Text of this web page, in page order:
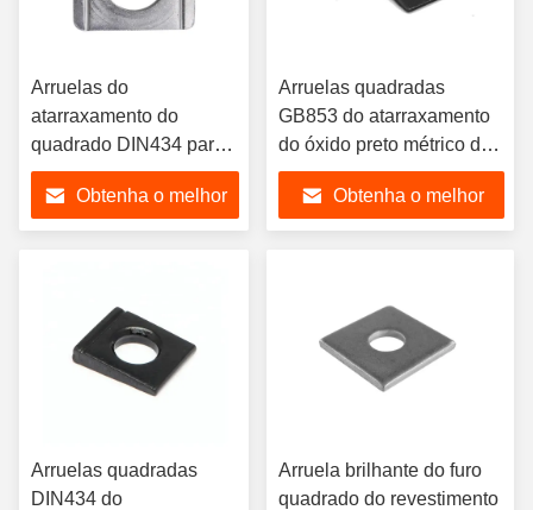
Arruelas do
atarraxamento do
quadrado DIN434 para
seções da canaleta em
Obtenha o melhor
Arruelas quadradas
GB853 do atarraxamento
do óxido preto métrico do
aço carbono para a seção
do entalheObtenha o melhor
Arruelas quadradas
DIN434 do
Arruela brilhante do furo
quadrado do revestimento